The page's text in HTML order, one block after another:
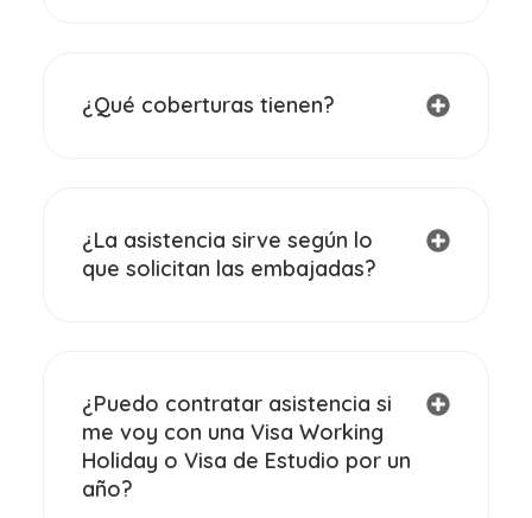
¿Qué coberturas tienen?
¿La asistencia sirve según lo
que solicitan las embajadas?
¿Puedo contratar asistencia si
me voy con una Visa Working
Holiday o Visa de Estudio por un
año?